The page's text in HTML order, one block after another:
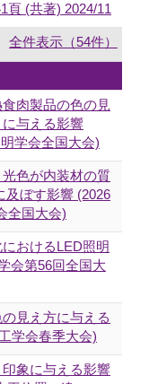
頁 (共著) 2024/11
全件表示（54件）
肉製品の色の見
与える影響
学会全国大会)
色が内装材の質
及ぼす影響 (2026
全国大会)
おけるLED照明
会第56回全国大
見え方に与える
学会春季大会)
象に与える影響